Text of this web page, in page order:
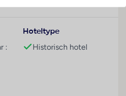
over een aantal voor
zijn beschikbaar. De
komen, kunnen in een garage
parkeerplaats (tegen
aangeboden faciliteiten
een
een transferservice,
:
Hoteltype
Historisch hotel